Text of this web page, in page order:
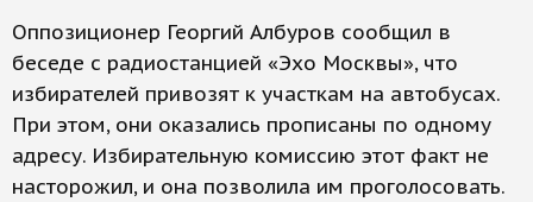
Оппозиционер Георгий Албуров сообщил в
беседе с радиостанцией «Эхо Москвы», что
избирателей привозят к участкам на автобусах.
При этом, они оказались прописаны по одному
адресу. Избирательную комиссию этот факт не
насторожил, и она позволила им проголосовать.